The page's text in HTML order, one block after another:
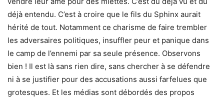
déjà entendu. C’est à croire que le fils du Sphinx aurait
hérité de tout. Notamment ce charisme de faire trembler
les adversaires politiques, insuffler peur et panique dans
le camp de l’ennemi par sa seule présence. Observons
bien ! Il est là sans rien dire, sans chercher à se défendre
ni à se justifier pour des accusations aussi farfelues que
grotesques. Et les médias sont débordés des propos